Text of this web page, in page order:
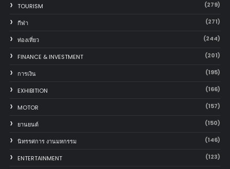
TOURISM (279)
กีฬา (271)
ท่องเที่ยว (244)
FINANCE & INVESTMENT (201)
การเงิน (195)
EXHIBITION (166)
MOTOR (157)
‎ยานยนต์‎ (150)
นิทรรศการ งานมหกรรม (146)
ENTERTAINMENT (123)